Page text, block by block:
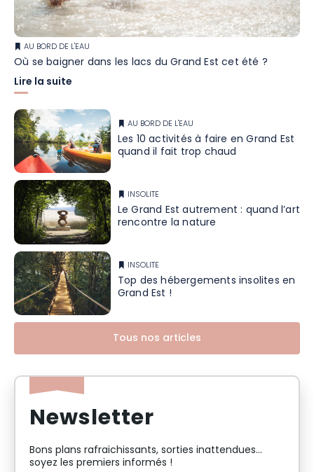
AU BORD DE L'EAU
Où se baigner dans les lacs du Grand Est cet été ?
Lire la suite
AU BORD DE L'EAU
Les 10 activités à faire en Grand Est
quand il fait trop chaud
INSOLITE
Le Grand Est autrement : quand l’art
rencontre la nature
INSOLITE
Top des hébergements insolites en
Grand Est !
Tous nos articles
Newsletter
Bons plans rafraichissants, sorties inattendues…
soyez les premiers informés !